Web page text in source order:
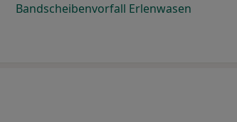
Bandscheibenvorfall Erlenwasen